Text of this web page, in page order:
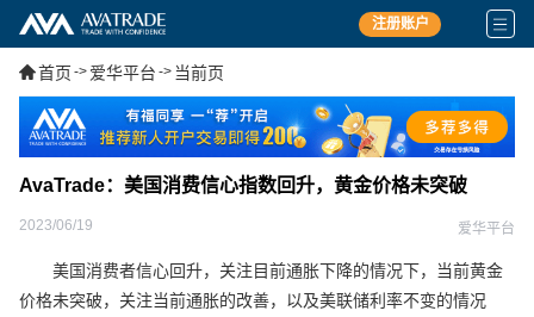
注册账户
首页 -> 爱华平台 -> 当前页
AvaTrade：美国消费信心指数回升，黄金价格未突破
2023/06/19 爱华平台
美国消费者信心回升，关注目前通胀下降的情况下，当前黄金
价格未突破，关注当前通胀的改善，以及美联储利率不变的情况